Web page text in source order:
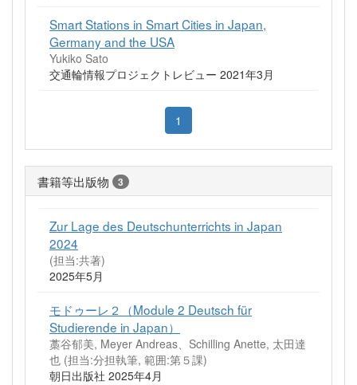
Smart Stations in Smart Cities in Japan,
Germany and the USA
Yukiko Sato
交通輪情報プロジェクトレビュー 2021年3月
1
書籍等出版物 3
Zur Lage des Deutschunterrichts in Japan
2024
(担当:共著)
2025年5月
モドゥーレ２（Module 2 Deutsch für
Studierende in Japan）
藁谷郁美, Meyer Andreas、Schilling Anette, 太田達
也 (担当:分担執筆, 範囲:第５課)
朝日出版社 2025年4月